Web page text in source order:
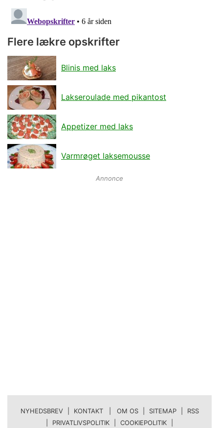
Flere lækre opskrifter
Blinis med laks
Lakseroulade med pikantost
Appetizer med laks
Varmrøget laksemousse
Annonce
NYHEDSBREV KONTAKT | OM OS SITEMAP
RSS
PRIVATLIVSPOLITIK COOKIEPOLITIK